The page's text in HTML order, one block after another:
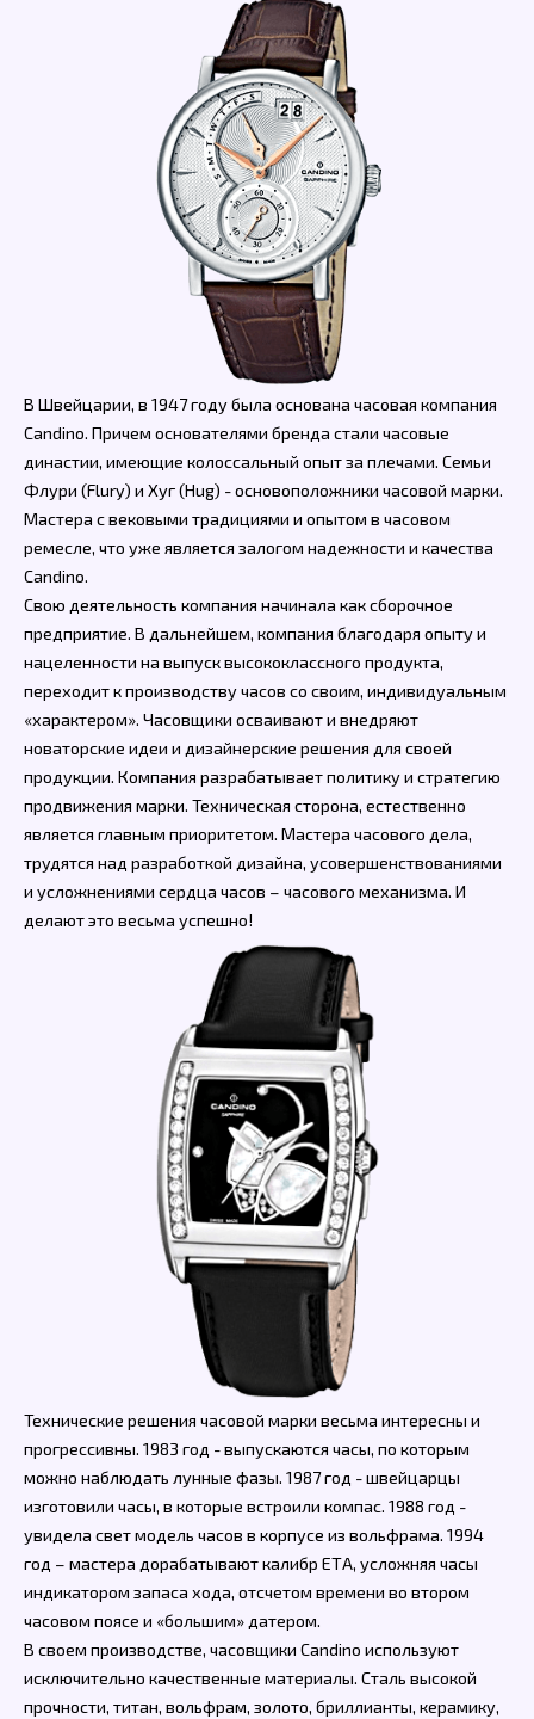
В Швейцарии, в 1947 году была основана часовая компания
Candino. Причем основателями бренда стали часовые
династии, имеющие колоссальный опыт за плечами. Семьи
Флури (Flury) и Хуг (Hug) - основоположники часовой марки.
Мастера с вековыми традициями и опытом в часовом
ремесле, что уже является залогом надежности и качества
Candino.
Свою деятельность компания начинала как сборочное
предприятие. В дальнейшем, компания благодаря опыту и
нацеленности на выпуск высококлассного продукта,
переходит к производству часов со своим, индивидуальным
«характером». Часовщики осваивают и внедряют
новаторские идеи и дизайнерские решения для своей
продукции. Компания разрабатывает политику и стратегию
продвижения марки. Техническая сторона, естественно
является главным приоритетом. Мастера часового дела,
трудятся над разработкой дизайна, усовершенствованиями
и усложнениями сердца часов – часового механизма. И
делают это весьма успешно!
Технические решения часовой марки весьма интересны и
прогрессивны. 1983 год - выпускаются часы, по которым
можно наблюдать лунные фазы. 1987 год - швейцарцы
изготовили часы, в которые встроили компас. 1988 год -
увидела свет модель часов в корпусе из вольфрама. 1994
год – мастера дорабатывают калибр ЕТА, усложняя часы
индикатором запаса хода, отсчетом времени во втором
часовом поясе и «большим» датером.
В своем производстве, часовщики Candino используют
исключительно качественные материалы. Сталь высокой
прочности, титан, вольфрам, золото, бриллианты, керамику,